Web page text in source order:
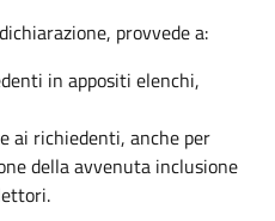
provvede a:
in appositi elenchi,
ai richiedenti, anche per
della avvenuta inclusione